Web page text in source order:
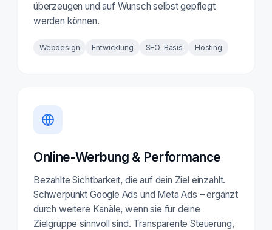
überzeugen und auf Wunsch selbst gepflegt
werden können.
Webdesign Entwicklung SEO-Basis Hosting
Online-Werbung & Performance
Bezahlte Sichtbarkeit, die auf dein Ziel einzahlt.
Schwerpunkt Google Ads und Meta Ads – ergänzt
durch weitere Kanäle, wenn sie für deine
Zielgruppe sinnvoll sind. Transparente Steuerung,